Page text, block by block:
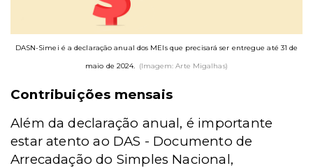
DASN-Simei é a declaração anual dos MEIs que precisará ser entregue até 31 de
maio de 2024. (Imagem: Arte Migalhas)
Contribuições mensais
Além da declaração anual, é importante
estar atento ao DAS - Documento de
Arrecadação do Simples Nacional,